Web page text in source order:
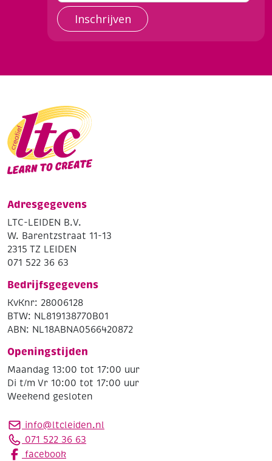
Inschrijven
Adresgegevens
LTC-LEIDEN B.V.
W. Barentzstraat 11-13
2315 TZ LEIDEN
071 522 36 63
Bedrijfsgegevens
KvKnr: 28006128
BTW: NL819138770B01
ABN: NL18ABNA0566420872
Openingstijden
Maandag 13:00 tot 17:00 uur
Di t/m Vr 10:00 tot 17:00 uur
Weekend gesloten
info@ltcleiden.nl
071 522 36 63
facebook